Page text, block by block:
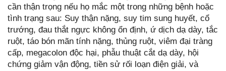
cần thận trọng nếu họ mắc một trong những bệnh hoặc
tình trạng sau: Suy thận nặng, suy tim sung huyết, cổ
trướng, đau thắt ngực không ổn định, ứ dịch dạ dày, tắc
ruột, táo bón mãn tính nặng, thủng ruột, viêm đại tràng
cấp, megacolon độc hại, phẫu thuật cắt dạ dày, hội
chứng giảm vận động, tiền sử rối loạn điện giải, và